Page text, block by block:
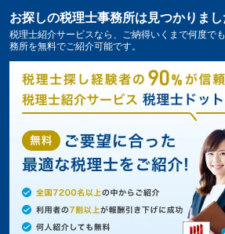
千葉市美浜区の顧問税理士のお
4件掲載中
お探しの税理士事務所は見つかりまし
税理士紹介サービスなら、ご納得いくまで何度で
務所を無料でご紹介可能です。